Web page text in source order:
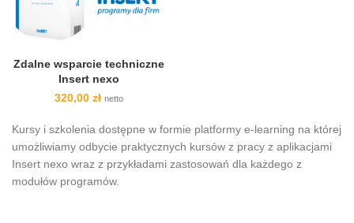
Zdalne wsparcie techniczne
Insert nexo
320,00 zł netto
Kursy i szkolenia dostępne w formie platformy e-learning na której
umożliwiamy odbycie praktycznych kursów z pracy z aplikacjami
Insert nexo wraz z przykładami zastosowań dla każdego z
modułów programów.